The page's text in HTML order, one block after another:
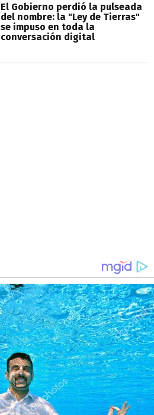
El Gobierno perdió la pulseada
del nombre: la "Ley de Tierras"
se impuso en toda la
conversación digital